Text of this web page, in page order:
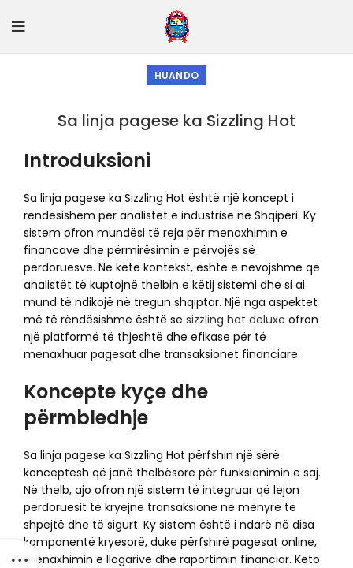
HUANDO
Sa linja pagese ka Sizzling Hot
Introduksioni
Sa linja pagese ka Sizzling Hot është një koncept i
rëndësishëm për analistët e industrisë në Shqipëri. Ky
sistem ofron mundësi të reja për menaxhimin e
financave dhe përmirësimin e përvojës së
përdoruesve. Në këtë kontekst, është e nevojshme që
analistët të kuptojnë thelbin e këtij sistemi dhe si ai
mund të ndikojë në tregun shqiptar. Një nga aspektet
më të rëndësishme është se sizzling hot deluxe ofron
një platformë të thjeshtë dhe efikase për të
menaxhuar pagesat dhe transaksionet financiare.
Koncepte kyçe dhe
përmbledhje
Sa linja pagese ka Sizzling Hot përfshin një sërë
konceptesh që janë thelbësore për funksionimin e saj.
Në thelb, ajo ofron një sistem të integruar që lejon
përdoruesit të kryejnë transaksione në mënyrë të
shpejtë dhe të sigurt. Ky sistem është i ndarë në disa
komponentë kryesorë, duke përfshirë pagesat online,
menaxhimin e llogarive dhe raportimin financiar. Këto